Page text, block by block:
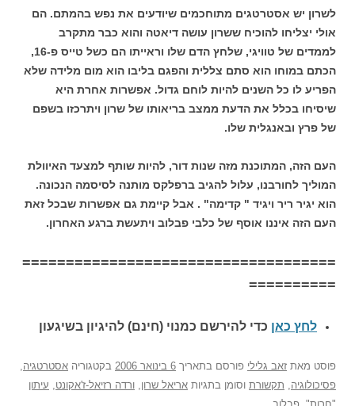
לשרון יש אסטרטגים מתוחכמים שיודעים את נפש בהמתם. הם
אולי יצליחו להוכיח ששרון עושה דיאטה והוא כבר מתקרב
לממדים של טוויגי, שלחץ הדם שלו וראייתו הם כשל טייס פ-16,
הכתם במוחו הוא סתם צללית והפגם בליבו הוא מום מלידה שלא
הפריע לו כל השנים להיות לוחם גדול. אפשרות אחרת היא
שיסיחו בכלל את הדעת ממצב בריאותו של שרון ויתרכזו בשפם
של פרץ ובאנגלית שלו.
העם הזה, המתוכנת מזה שנות דור, להיות שותף למצעד האיוולת
המוליך לחורבנו, עלול להגיב ברפלקס מותנה לסיסמה הנכונה.
הוא יגיר ריר ויגיד " קדימה" . אבל קיימת גם אפשרות שבכל זאת
העם הזה איננו אוסף של כלבי פבלוב ויתעשת ברגע האחרון.
====================================
==========
לחץ כאן כדי להירשם כמנוי (חינם) להיגיון בשיגעון
פוסט מאת זאב גלילי פורסם בתאריך 6 בינואר 2006 בקטגוריה אסטרטגיה
פסיכולוגיה
תקשורת וסומן בתגיות אריאל שרון ורדה רזיאל-ז'אקונט
עיתון